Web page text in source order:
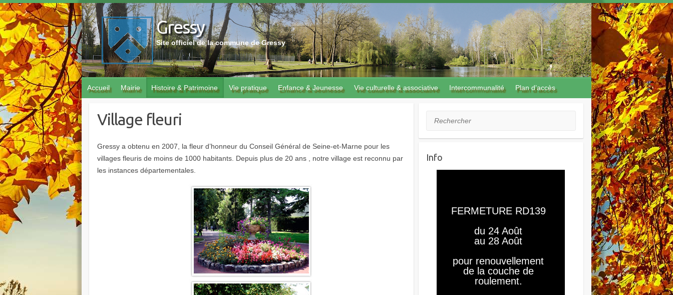
Skip
to
content
Gressy
Site officiel de la commune de Gressy
Accueil Mairie Histoire & Patrimoine Vie pratique Enfance & Jeunesse Vie culturelle & associative Intercommunalité Plan d’accès
Village fleuri
Gressy a obtenu en 2007, la fleur d’honneur du Conseil Général de Seine-et-Marne pour les
villages fleuris de moins de 1000 habitants. Depuis plus de 20 ans , notre village est reconnu par
les instances départementales.
Rechercher
Info